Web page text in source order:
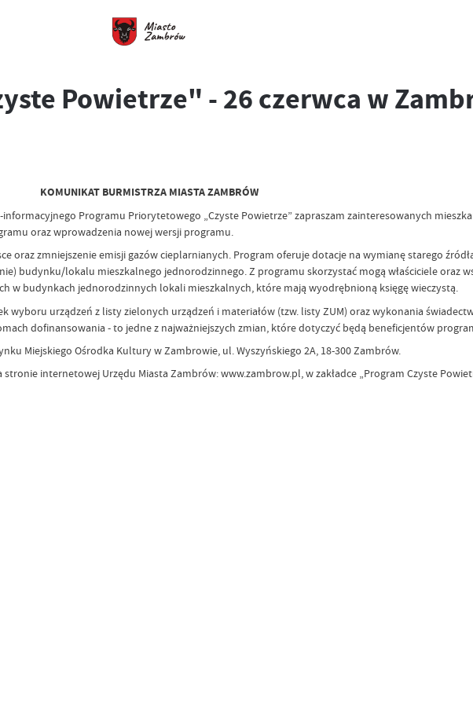
Powietrze" - 26 czerwca w
KOMUNIKAT BURMISTRZA MIASTA ZAMBRÓW
Programu Priorytetowego „Czyste Powietrze” zapraszam zainteresowanych
oraz wprowadzenia nowej wersji programu.
oraz zmniejszenie emisji gazów cieplarnianych. Program oferuje dotacje na wymianę starego
budynku/lokalu mieszkalnego jednorodzinnego. Z programu skorzystać mogą właściciele oraz
w budynkach jednorodzinnych lokali mieszkalnych, które mają wyodrębnioną księgę wieczystą.
wyboru urządzeń z listy zielonych urządzeń i materiałów (tzw. listy ZUM) oraz wykonania
dofinansowania - to jedne z najważniejszych zmian, które dotyczyć będą beneficjentów
Miejskiego Ośrodka Kultury w Zambrowie, ul. Wyszyńskiego 2A, 18-300 Zambrów.
internetowej Urzędu Miasta Zambrów: www.zambrow.pl, w zakładce „Program Czyste